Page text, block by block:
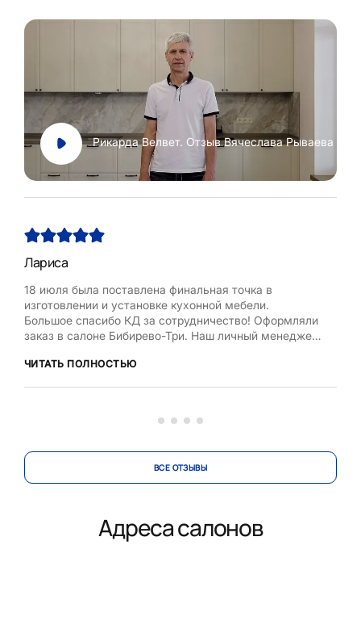
Рикарда Велвет. Отзыв Вячеслава Рываева
Лариса
18 июля была поставлена финальная точка в
изготовлении и установке кухонной мебели.
Большое спасибо КД за сотрудничество! Оформляли
заказ в салоне Бибирево-Три. Наш личный менеджер
оптимальный проект, исходя из маленькой площади
ЧИТАТЬ ПОЛНОСТЬЮ
ВСЕ ОТЗЫВЫ
Адреса салонов